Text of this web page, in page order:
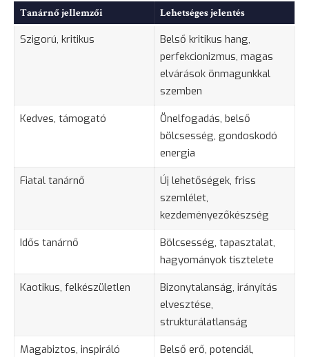
Tanárnő jellemzői Lehetséges jelentés
Szigorú, kritikus
Belső kritikus hang,
perfekcionizmus, magas
elvárások önmagunkkal
szemben
Kedves, támogató
Önelfogadás, belső
bölcsesség, gondoskodó
energia
Fiatal tanárnő
Új lehetőségek, friss
szemlélet,
kezdeményezőkészség
Idős tanárnő
Bölcsesség, tapasztalat,
hagyományok tisztelete
Kaotikus, felkészületlen
Bizonytalanság, irányítás
elvesztése,
strukturálatlanság
Magabiztos, inspiráló
Belső erő, potenciál,